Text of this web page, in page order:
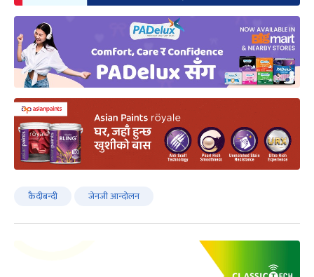
कैदीबन्दी जेनजी आन्दोलन